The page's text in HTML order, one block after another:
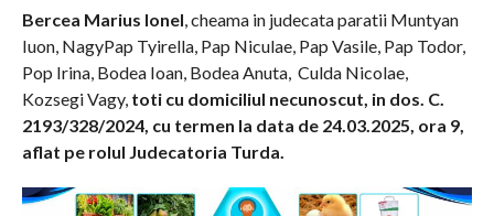
Bercea Marius Ionel, cheama in judecata paratii Muntyan
Iuon, NagyPap Tyirella, Pap Niculae, Pap Vasile, Pap Todor,
Pop Irina, Bodea Ioan, Bodea Anuta, Culda Nicolae,
Kozsegi Vagy, toti cu domiciliul necunoscut, in dos. C.
2193/328/2024, cu termen la data de 24.03.2025, ora 9,
aflat pe rolul Judecatoria Turda.